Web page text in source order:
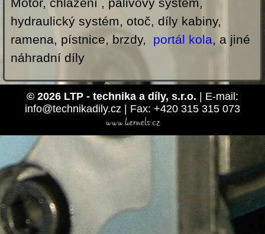
Motor, chlazení , palivový systém,
hydraulický systém, otoč, díly kabiny,
ramena, pístnice, brzdy, portál kola, a jiné
náhradní díly
© 2026 LTP - technika a díly, s.r.o. | E-mail:
info@technikadily.cz | Fax: +420 315 315 073
www.kernels.cz